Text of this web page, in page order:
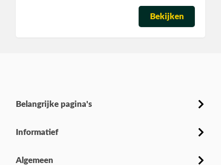
Bekijken
Belangrijke pagina's
Informatief
Algemeen